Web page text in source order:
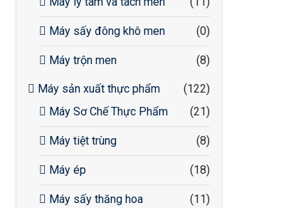
Máy sấy đông khô men (0)
Máy trộn men (8)
Máy sản xuất thực phẩm
(122)
Máy Sơ Chế Thực Phẩm
(21)
Máy tiệt trùng (8)
Máy ép (18)
Máy sấy thăng hoa (11)